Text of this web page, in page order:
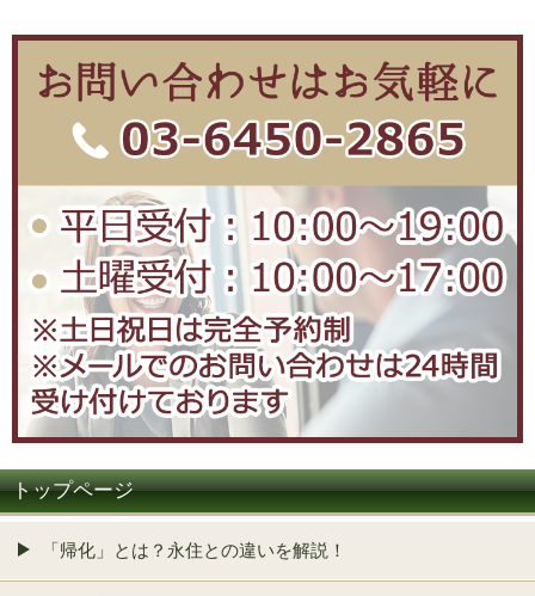
トップページ
「帰化」とは？永住との違いを解説！